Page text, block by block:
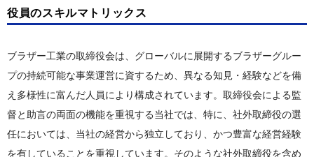
役員のスキルマトリックス
ブラザー工業の取締役会は、グローバルに展開するブラザーグルー
プの持続可能な事業運営に資するため、異なる知見・経験などを備
え多様性に富んだ人員により構成されています。取締役会による監
督と助言の両面の機能を重視する当社では、特に、社外取締役の選
任においては、当社の経営から独立しており、かつ豊富な経営経験
を有していることを重視しています。そのような社外取締役を含め